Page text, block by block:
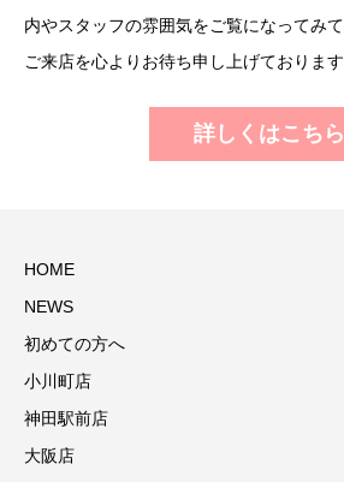
内やスタッフの雰囲気をご覧になってみて
ご来店を心よりお待ち申し上げております
詳しくはこちら
HOME
NEWS
初めての方へ
小川町店
神田駅前店
大阪店